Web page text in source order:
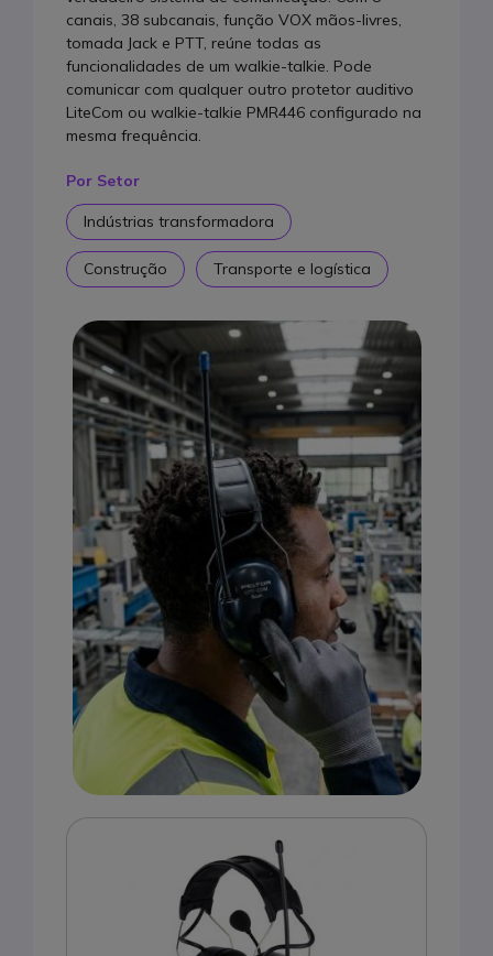
Melhor para caça
Melhor isolamento acústico
A melhor solução profissional tudo em um
FAQ
canais, 38 subcanais, função VOX mãos-livres,
tomada Jack e PTT, reúne todas as
funcionalidades de um walkie-talkie. Pode
comunicar com qualquer outro protetor auditivo
LiteCom ou walkie-talkie PMR446 configurado na
mesma frequência.
Por Setor
Indústrias transformadora
Construção Transporte e logística